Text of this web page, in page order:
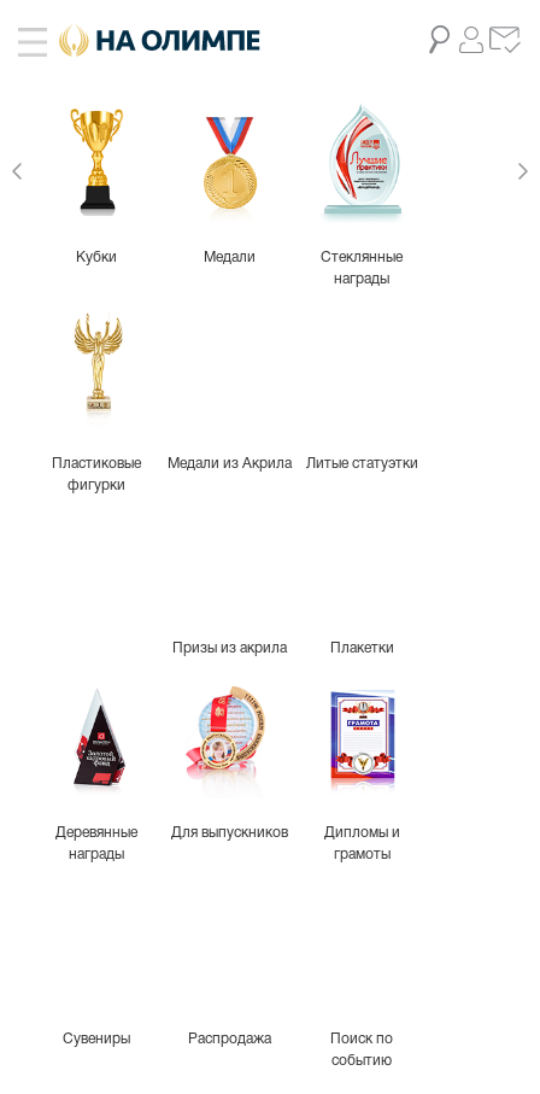
Кубки Медали
Стеклянные
награды
Пластиковые
фигурки
Медали из Акрила Литые статуэтки
Призы из акрила Плакетки
Деревянные
награды
Для выпускников
Дипломы и
грамоты
Сувениры Распродажа
Поиск по
событию